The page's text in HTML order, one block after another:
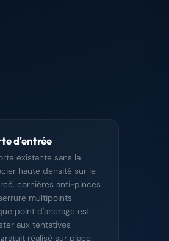
d'entrée
existante sans la
haute densité sur le
cornières anti-pinces
multipoints
point d'ancrage est
aux tentatives
réalisé sur place.